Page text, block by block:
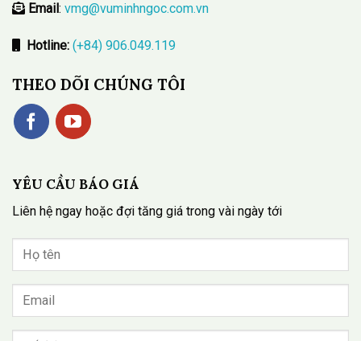
Email : vmg@vuminhngoc.com.vn
Hotline: (+84) 906.049.119
THEO DÕI CHÚNG TÔI
YÊU CẦU BÁO GIÁ
Liên hệ ngay hoặc đợi tăng giá trong vài ngày tới